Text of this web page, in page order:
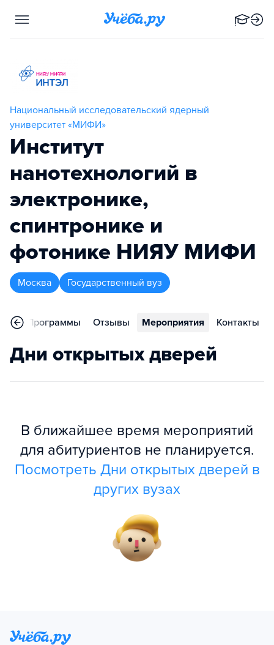
Национальный исследовательский ядерный
университет «МИФИ»
Институт
нанотехнологий в
электронике,
спинтронике и
фотонике НИЯУ МИФИ
Москва Государственный вуз
Программы Отзывы Мероприятия Контакты
Дни открытых дверей
В ближайшее время мероприятий
для абитуриентов не планируется.
Посмотреть Дни открытых дверей в
других вузах